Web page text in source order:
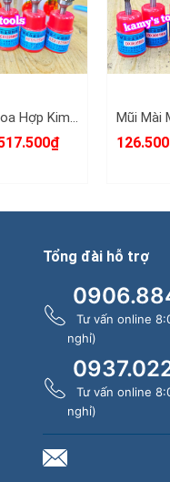
Mũi Mài Mũi Doa Hợp Kim Thép Aex 6mm 8mm 10mm 12mm 14mm 16mm
Tổng đài hỗ trợ
Tư vấn online
nghỉ)
Tư vấn online
nghỉ)